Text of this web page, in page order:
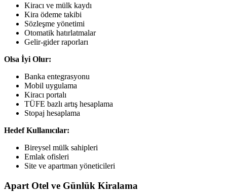
Kiracı ve mülk kaydı
Kira ödeme takibi
Sözleşme yönetimi
Otomatik hatırlatmalar
Gelir-gider raporları
Olsa İyi Olur:
Banka entegrasyonu
Mobil uygulama
Kiracı portalı
TÜFE bazlı artış hesaplama
Stopaj hesaplama
Hedef Kullanıcılar:
Bireysel mülk sahipleri
Emlak ofisleri
Site ve apartman yöneticileri
Apart Otel ve Günlük Kiralama